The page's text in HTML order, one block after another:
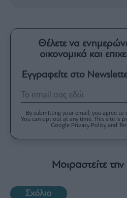
Θέλετε να
οικονομικά και
Εγγραφείτε στο
By submitting your email, you agree to
You can opt out at any time. This site is
Google Privacy Policy and
Μοιραστείτε
Σχόλια